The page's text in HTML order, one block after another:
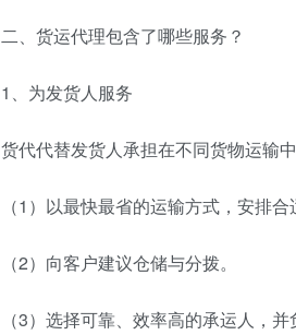
二、货运代理包含了哪些服务？
1、为发货人服务
货代代替发货人承担在不同货物运输
（1）以最快最省的运输方式，安排
（2）向客户建议仓储与分拨。
（3）选择可靠、效率高的承运人，并